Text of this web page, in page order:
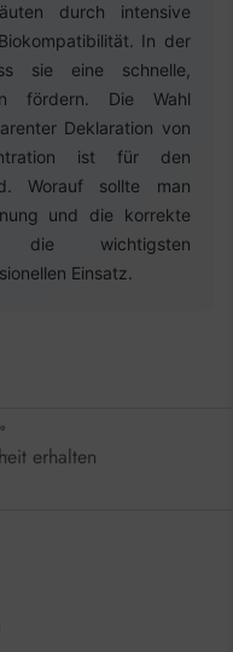
durch intensive
In der
sie eine schnelle,
fördern. Die Wahl
Deklaration von
ist für den
Worauf sollte man
und die korrekte
die wichtigsten
Einsatz.
erhalten